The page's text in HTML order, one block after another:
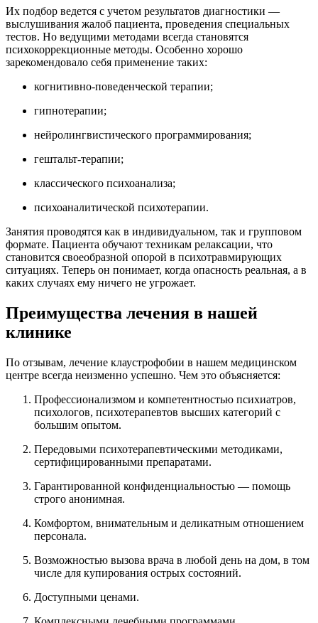
Их подбор ведется с учетом результатов диагностики —
выслушивания жалоб пациента, проведения специальных
тестов. Но ведущими методами всегда становятся
психокоррекционные методы. Особенно хорошо
зарекомендовало себя применение таких:
когнитивно-поведенческой терапии;
гипнотерапии;
нейролингвистического программирования;
гештальт-терапии;
классического психоанализа;
психоаналитической психотерапии.
Занятия проводятся как в индивидуальном, так и групповом
формате. Пациента обучают техникам релаксации, что
становится своеобразной опорой в психотравмирующих
ситуациях. Теперь он понимает, когда опасность реальная, а в
каких случаях ему ничего не угрожает.
Преимущества лечения в нашей
клинике
По отзывам, лечение клаустрофобии в нашем медицинском
центре всегда неизменно успешно. Чем это объясняется:
Профессионализмом и компетентностью психиатров,
психологов, психотерапевтов высших категорий с
большим опытом.
Передовыми психотерапевтическими методиками,
сертифицированными препаратами.
Гарантированной конфиденциальностью — помощь
строго анонимная.
Комфортом, внимательным и деликатным отношением
персонала.
Возможностью вызова врача в любой день на дом, в том
числе для купирования острых состояний.
Доступными ценами.